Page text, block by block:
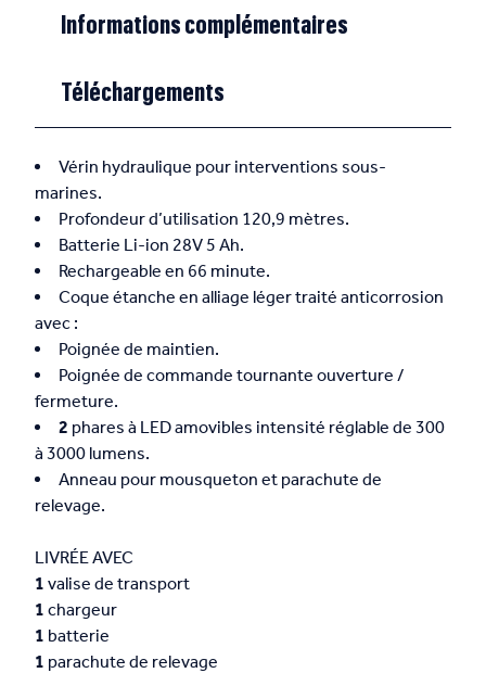
Informations complémentaires
Téléchargements
Vérin hydraulique pour interventions sous-
marines.
Profondeur d’utilisation 120,9 mètres.
Batterie Li-ion 28V 5 Ah.
Rechargeable en 66 minute.
Coque étanche en alliage léger traité anticorrosion
avec :
Poignée de maintien.
Poignée de commande tournante ouverture /
fermeture.
2 phares à LED amovibles intensité réglable de 300
à 3000 lumens.
Anneau pour mousqueton et parachute de
relevage.
LIVRÉE AVEC
1 valise de transport
1 chargeur
1 batterie
1 parachute de relevage